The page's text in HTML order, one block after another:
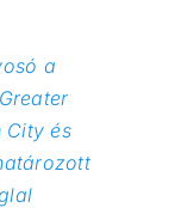
a
City és